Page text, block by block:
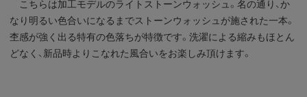
こちらは加工モデルのライトストーンウォッシュ。名の通り、か
なり明るい色合いになるまでストーンウォッシュが施された一本。
杢感が強く出る特有の色落ちが特徴です。洗濯による縮みもほとん
どなく、新品時よりこなれた風合いをお楽しみ頂けます。